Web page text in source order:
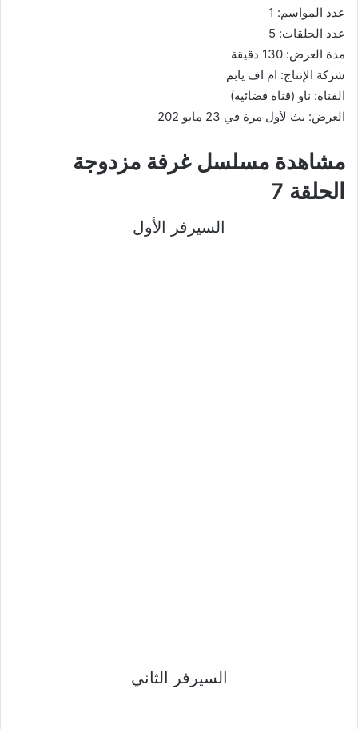
عدد المواسم: 1
عدد الحلقات: 5
مدة العرض: 130 دقيقة
شركة الإنتاج: ام اف يابم
القناة: ناو (قناة فضائية)
العرض: بث لأول مرة في 23 مايو 202
مشاهدة مسلسل غرفة مزدوجة
الحلقة 7
السيرفر الأول
السيرفر الثاني